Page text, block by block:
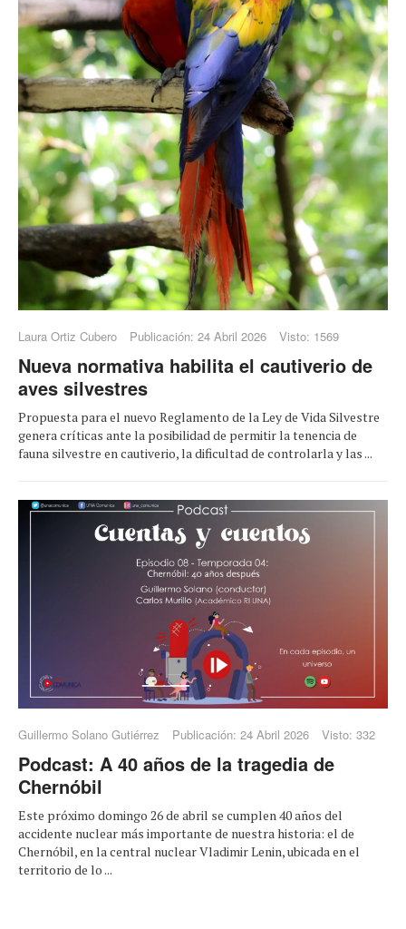
Laura Ortiz Cubero Publicación: 24 Abril 2026 Visto: 1569
Nueva normativa habilita el cautiverio de
aves silvestres
Propuesta para el nuevo Reglamento de la Ley de Vida Silvestre
genera críticas ante la posibilidad de permitir la tenencia de
fauna silvestre en cautiverio, la dificultad de controlarla y las ...
Guillermo Solano Gutiérrez Publicación: 24 Abril 2026 Visto: 332
Podcast: A 40 años de la tragedia de
Chernóbil
Este próximo domingo 26 de abril se cumplen 40 años del
accidente nuclear más importante de nuestra historia: el de
Chernóbil, en la central nuclear Vladimir Lenin, ubicada en el
territorio de lo ...